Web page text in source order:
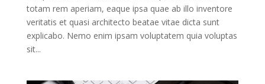
totam rem aperiam, eaque ipsa quae ab illo inventore
veritatis et quasi architecto beatae vitae dicta sunt
explicabo. Nemo enim ipsam voluptatem quia voluptas
sit...